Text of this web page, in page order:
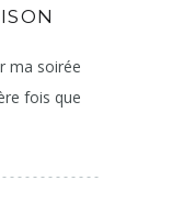
ma soirée
fois que